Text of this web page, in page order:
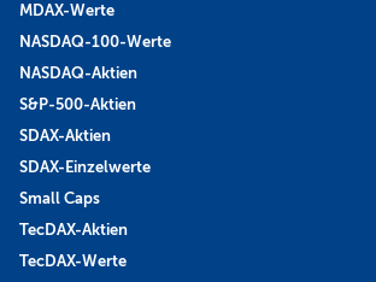
MDAX-Werte
NASDAQ-100-Werte
NASDAQ-Aktien
S&P-500-Aktien
SDAX-Aktien
SDAX-Einzelwerte
Small Caps
TecDAX-Aktien
TecDAX-Werte